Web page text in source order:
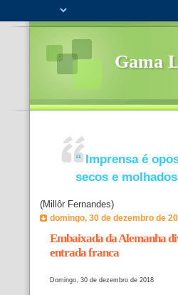
Gama
“ Imprensa é
secos e
(Millôr Fernandes)
domingo, 30 de dezembro de
Embaixada da Alemanha
entrada franca
Domingo, 30 de dezembro de 2018